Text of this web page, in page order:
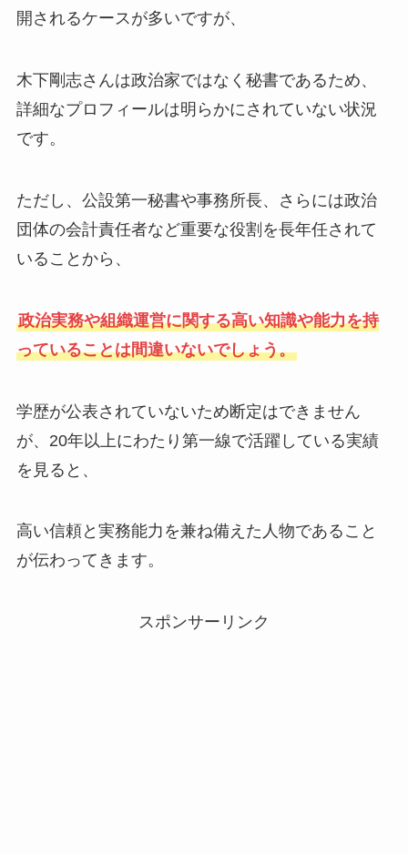
開されるケースが多いですが、
木下剛志さんは政治家ではなく秘書であるため、
詳細なプロフィールは明らかにされていない状況
です。
ただし、公設第一秘書や事務所長、さらには政治
団体の会計責任者など重要な役割を長年任されて
いることから、
政治実務や組織運営に関する高い知識や能力を持
っていることは間違いないでしょう。
学歴が公表されていないため断定はできません
が、20年以上にわたり第一線で活躍している実績
を見ると、
高い信頼と実務能力を兼ね備えた人物であること
が伝わってきます。
スポンサーリンク